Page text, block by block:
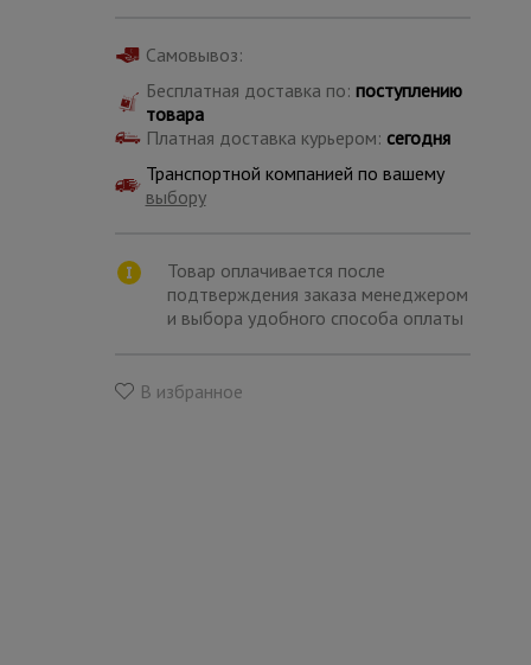
Самовывоз:
Бесплатная доставка по: поступлению
товара
Платная доставка курьером: сегодня
Транспортной компанией по вашему
выбору
Товар оплачивается после
подтверждения заказа менеджером
и выбора удобного способа оплаты
В избранное